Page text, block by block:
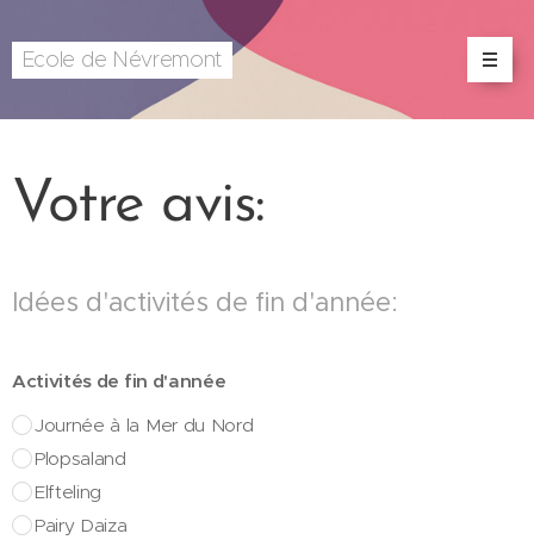
Ecole de Névremont
Votre avis:
Idées d'activités de fin d'année:
Activités de fin d'année
Journée à la Mer du Nord
Plopsaland
Elfteling
Pairy Daiza